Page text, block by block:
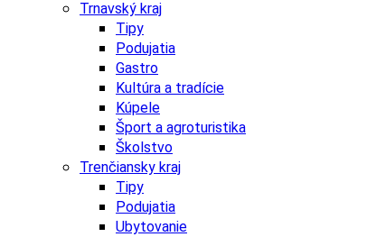
Trnavský kraj
Tipy
Podujatia
Gastro
Kultúra a tradície
Kúpele
Šport a agroturistika
Školstvo
Trenčiansky kraj
Tipy
Podujatia
Ubytovanie